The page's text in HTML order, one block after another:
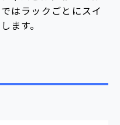
はラックごとにスイ
ます。